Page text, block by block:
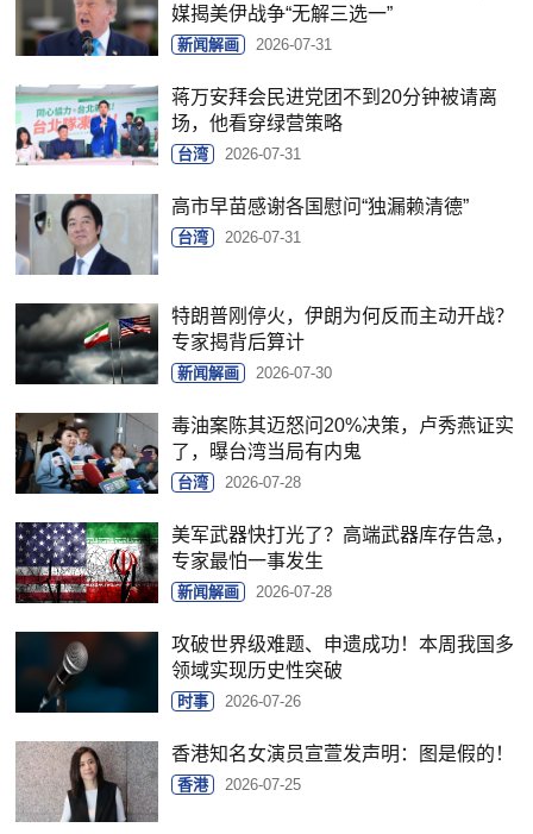
媒揭美伊战争“无解三选一”
新闻解画 2026-07-31
蒋万安拜会民进党团不到20分钟被请离
场，他看穿绿营策略
台湾 2026-07-31
高市早苗感谢各国慰问“独漏赖清德”
台湾 2026-07-31
特朗普刚停火，伊朗为何反而主动开战？
专家揭背后算计
新闻解画 2026-07-30
毒油案陈其迈怒问20%决策，卢秀燕证实
了，曝台湾当局有内鬼
台湾 2026-07-28
美军武器快打光了？高端武器库存告急，
专家最怕一事发生
新闻解画 2026-07-28
攻破世界级难题、申遗成功！本周我国多
领域实现历史性突破
时事 2026-07-26
香港知名女演员宣萱发声明：图是假的！
香港 2026-07-25